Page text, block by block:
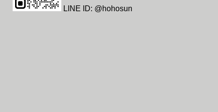
LINE ID: @hohosun